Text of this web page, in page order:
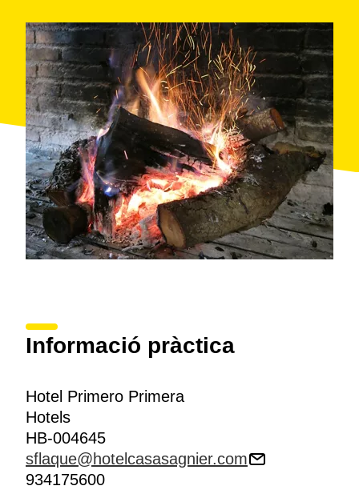
Informació pràctica
Hotel Primero Primera
Hotels
HB-004645
sflaque@hotelcasasagnier.com
934175600